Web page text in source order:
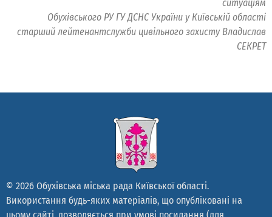
ситуаціям
Обухівського РУ ГУ ДСНС України у Київській області
старший лейтенантслужби цивільного захисту Владислав
СЕКРЕТ
© 2026 Обухівська міська рада Київської області.
Використання будь-яких матеріалів, що опубліковані на